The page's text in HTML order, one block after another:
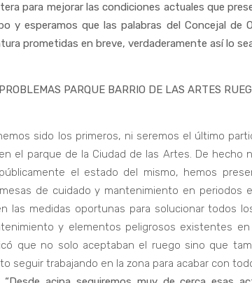
para mejorar las condiciones actuales que
y esperamos que las palabras del Concejal de
prometidas en breve, verdaderamente así lo
PARQUE BARRIO DE LAS ARTES
sido los primeros, ni seremos el último
el parque de la Ciudad de las Artes. De hecho
el estado del mismo, hemos
de cuidado y mantenimiento en periodos
las medidas oportunas para solucionar todos
y elementos peligrosos existentes
que no solo aceptaban el ruego sino que
seguir trabajando en la zona para acabar con